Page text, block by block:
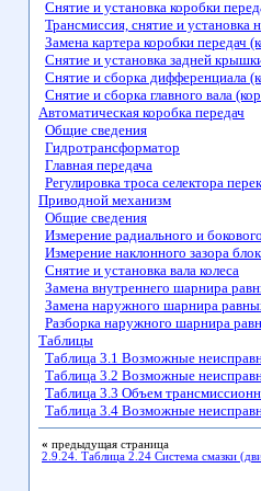
Снятие и установка коробки
Трансмиссия, снятие и установка
Замена картера коробки передач
Снятие и установка задней
Снятие и сборка дифференциала
Снятие и сборка главного вала
Автоматическая коробка передач
Общие сведения
Гидротрансформатор
Главная передача
Регулировка троса селектора
Приводной механизм
Общие сведения
Измерение радиального и
Измерение наклонного зазора
Снятие и установка вала колеса
Замена внутреннего шарнира
Замена наружного шарнира
Разборка наружного шарнира
Таблицы
Таблица 3.1 Возможные
Таблица 3.2 Возможные
Таблица 3.3 Объем
Таблица 3.4 Возможные
« предыдущая страница
2.9.24. Таблица 2.24 Система смазки